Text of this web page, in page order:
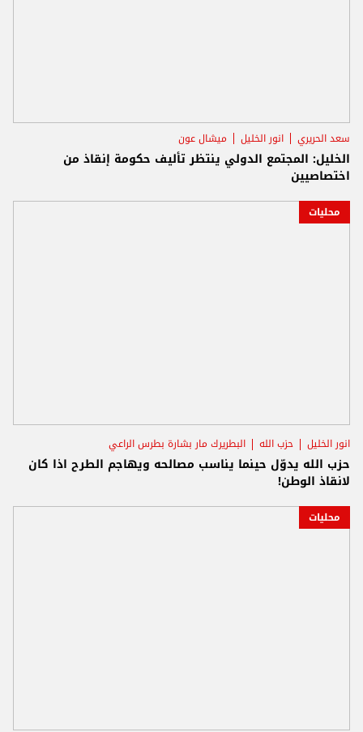
سعد الحريري انور الخليل ميشال عون
الخليل: المجتمع الدولي ينتظر تأليف حكومة إنقاذ من
اختصاصيين
محليات
انور الخليل حزب الله البطريرك مار بشارة بطرس الراعي
حزب الله يدوّل حينما يناسب مصالحه ويهاجم الطرح اذا كان
لانقاذ الوطن!
محليات